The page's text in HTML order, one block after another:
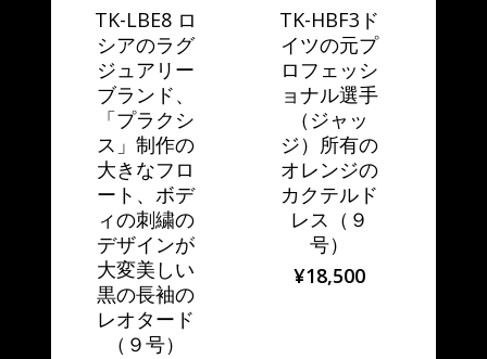
TK-LBE8 ロ
シアのラグ
ジュアリー
ブランド、
「プラクシ
ス」制作の
大きなフロ
ート、ボデ
ィの刺繍の
デザインが
大変美しい
黒の長袖の
レオタード
（９号）
TK-HBF3ド
イツの元プ
ロフェッシ
ョナル選手
（ジャッ
ジ）所有の
オレンジの
カクテルド
レス（９
号）
¥18,500